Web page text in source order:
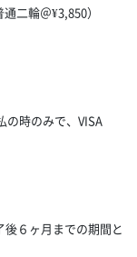
二輪＠¥3,850）
時のみで、VISA
６ヶ月までの期間と